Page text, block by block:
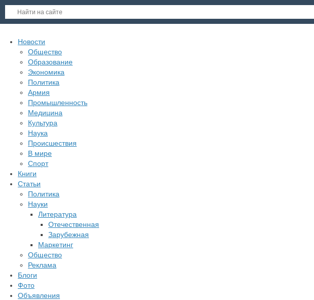
Новости
Общество
Образование
Экономика
Политика
Армия
Промышленность
Медицина
Культура
Наука
Происшествия
В мире
Спорт
Книги
Статьи
Политика
Науки
Литература
Отечественная
Зарубежная
Маркетинг
Общество
Реклама
Блоги
Фото
Объявления